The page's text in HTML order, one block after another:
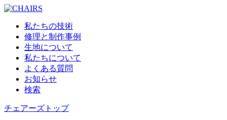
私たちの技術
修理と制作事例
生地について
私たちについて
よくある質問
お知らせ
検索
チェアーズトップ